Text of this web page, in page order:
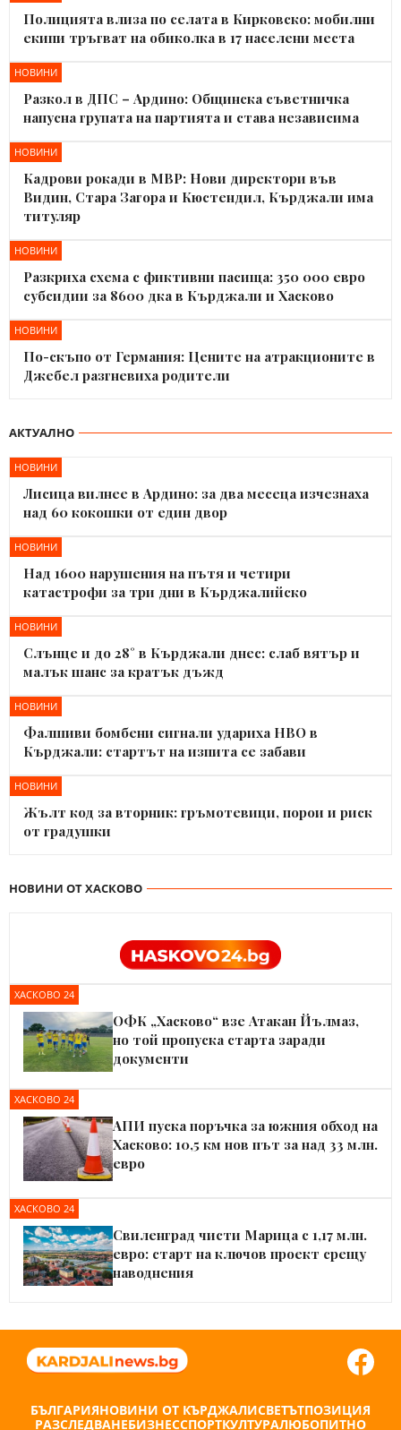
Полицията влиза по селата в Кирковско: мобилни
екипи тръгват на обиколка в 17 населени места
НОВИНИ
Разкол в ДПС – Ардино: Общинска съветничка
напусна групата на партията и става независима
НОВИНИ
Кадрови рокади в МВР: Нови директори във
Видин, Стара Загора и Кюстендил, Кърджали има
титуляр
НОВИНИ
Разкриха схема с фиктивни пасища: 350 000 евро
субсидии за 8600 дка в Кърджали и Хасково
НОВИНИ
По-скъпо от Германия: Цените на атракционите в
Джебел разгневиха родители
АКТУАЛНО
НОВИНИ
Лисица вилнее в Ардино: за два месеца изчезнаха
над 60 кокошки от един двор
НОВИНИ
Над 1600 нарушения на пътя и четири
катастрофи за три дни в Кърджалийско
НОВИНИ
Слънце и до 28° в Кърджали днес: слаб вятър и
малък шанс за кратък дъжд
НОВИНИ
Фалшиви бомбени сигнали удариха НВО в
Кърджали: стартът на изпита се забави
НОВИНИ
Жълт код за вторник: гръмотевици, порои и риск
от градушки
НОВИНИ ОТ ХАСКОВО
ХАСКОВО 24
ОФК „Хасково“ взе Атакан Йълмаз,
но той пропуска старта заради
документи
ХАСКОВО 24
АПИ пуска поръчка за южния обход на
Хасково: 10,5 км нов път за над 33 млн.
евро
ХАСКОВО 24
Свиленград чисти Марица с 1,17 млн.
евро: старт на ключов проект срещу
наводнения
БЪЛГАРИЯНОВИНИ ОТ КЪРДЖАЛИСВЕТЪТПОЗИЦИЯ
РАЗСЛЕДВАНЕБИЗНЕССПОРТКУЛТУРАЛЮБОПИТНО